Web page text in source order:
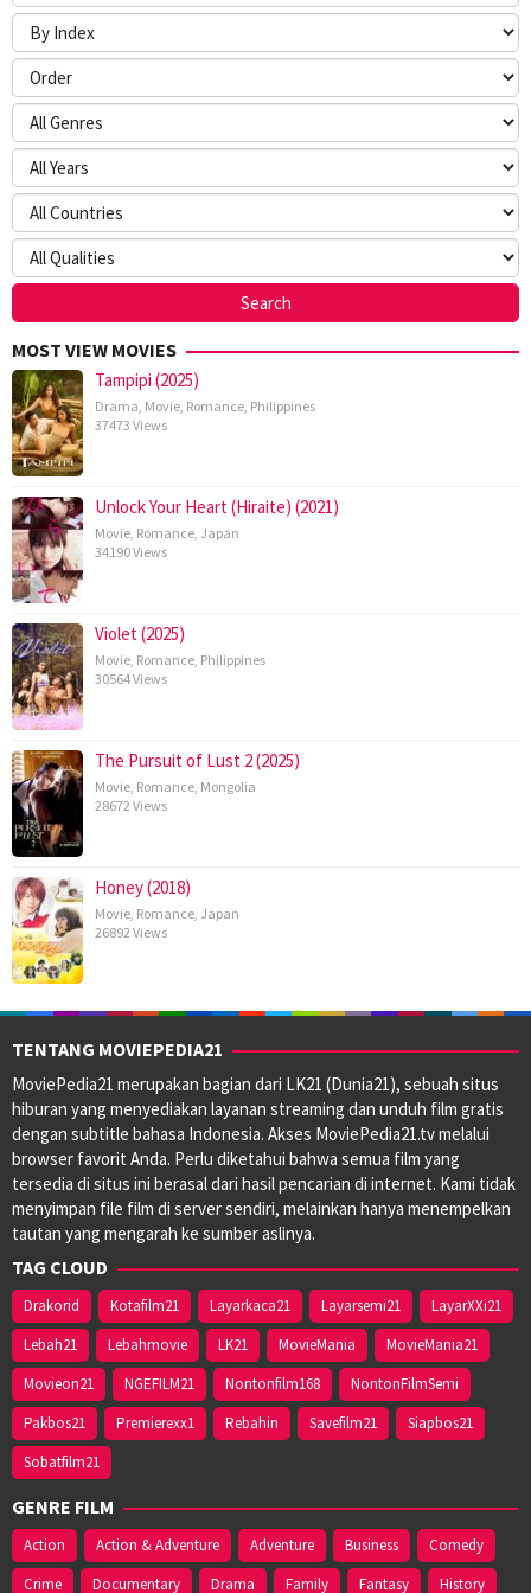
MOST VIEW MOVIES
Tampipi (2025)
Drama Movie Romance Philippines
37473 Views
Unlock Your Heart (Hiraite) (2021)
Movie Romance Japan
34190 Views
Violet (2025)
Movie Romance Philippines
30564 Views
The Pursuit of Lust 2 (2025)
Movie Romance Mongolia
28672 Views
Honey (2018)
Movie Romance Japan
26892 Views
TENTANG MOVIEPEDIA21
MoviePedia21 merupakan bagian dari LK21 (Dunia21), sebuah situs
hiburan yang menyediakan layanan streaming dan unduh film gratis
dengan subtitle bahasa Indonesia. Akses MoviePedia21.tv melalui
browser favorit Anda. Perlu diketahui bahwa semua film yang
tersedia di situs ini berasal dari hasil pencarian di internet. Kami tidak
menyimpan file film di server sendiri, melainkan hanya menempelkan
tautan yang mengarah ke sumber aslinya.
TAG CLOUD
Drakorid Kotafilm21 Layarkaca21 Layarsemi21
LayarXXi21
Lebah21
Lebahmovie LK21 MovieMania
MovieMania21
Movieon21
NGEFILM21 Nontonfilm168
NontonFilmSemi
Pakbos21
Premierexx1 Rebahin Savefilm21
Siapbos21
Sobatfilm21
GENRE FILM
Action Action & Adventure Adventure Business
Comedy
Crime
Documentary Drama Family Fantasy History